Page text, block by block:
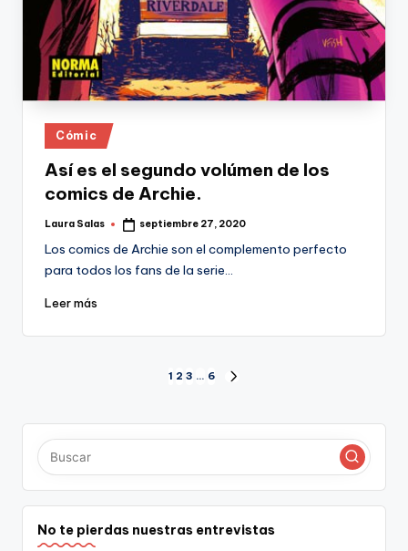
Publicado
en
Cómic
Así es el segundo volúmen de los
comics de Archie.
Publicado
Laura Salas septiembre 27, 2020
Los comics de Archie son el complemento perfecto
para todos los fans de la serie…
Leer más
Paginación
de
entradas
1 2 3 … 6
No te pierdas nuestras entrevistas